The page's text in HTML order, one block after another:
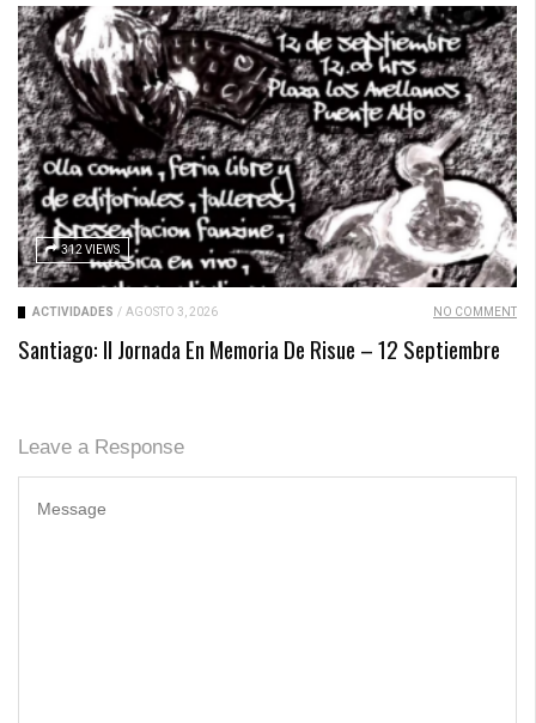
312 VIEWS
ACTIVIDADES / AGOSTO 3, 2026 NO COMMENT
Santiago: II Jornada En Memoria De Risue – 12 Septiembre
Leave a Response